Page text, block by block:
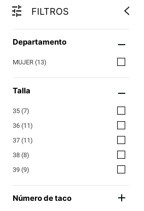
FILTROS
Departamento
MUJER (13)
Número de taco
Talla
35 (7)
36 (11)
37 (11)
38 (8)
39 (9)